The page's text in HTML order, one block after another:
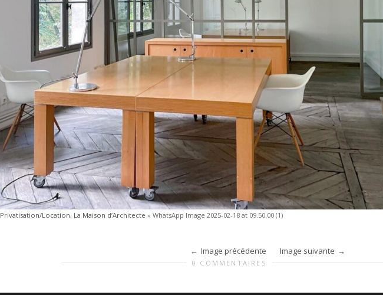
Privatisation/Location, La Maison d’Architecte » WhatsApp Image 2025-02-18 at 09.50.00 (1)
Image précédente Image suivante
0 COMMENTAIRES